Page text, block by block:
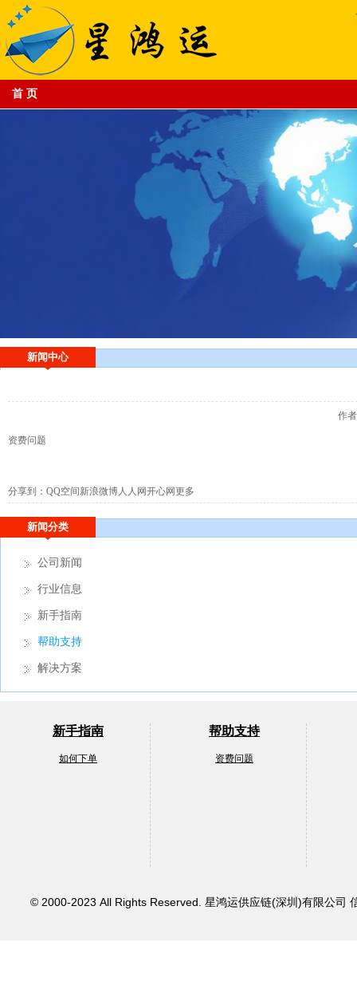
专业的跨境电商物流平台供应商
首 页
新闻中心
作
资费问题
分享到： QQ空间 新浪微博人人网开心网更多
新闻分类
公司新闻
行业信息
新手指南
帮助支持
解决方案